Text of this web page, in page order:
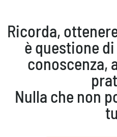
Ricorda,
è questione
conoscenza,
Nulla che non